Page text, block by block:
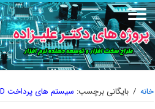
خانه / بایگانی برچسب: سیستم های پرداخت RFID